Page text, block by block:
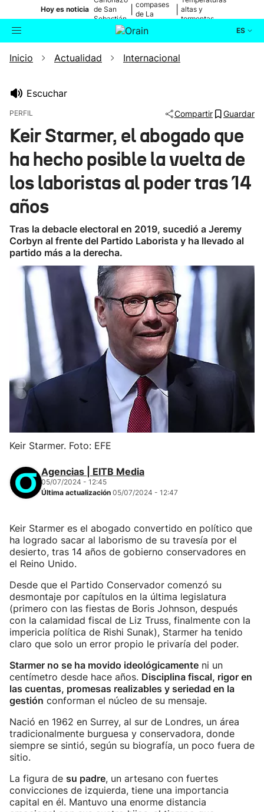
Hoy es noticia de San
Sebastián
compases
de La
altas y
tormentas
ES
Buscador Actualidad
Ikusmiran
Eguraldia
Inicio Actualidad Internacional
Escuchar
PERFIL Compartir Guardar
Keir Starmer, el abogado que
ha hecho posible la vuelta de
los laboristas al poder tras 14
años
Tras la debacle electoral en 2019, sucedió a Jeremy
Corbyn al frente del Partido Laborista y ha llevado al
partido más a la derecha.
Keir Starmer. Foto: EFE
Agencias | EITB Media
05/07/2024 - 12:45
Última actualización 05/07/2024 - 12:47
Keir Starmer es el abogado convertido en político que
ha logrado sacar al laborismo de su travesía por el
desierto, tras 14 años de gobierno conservadores en
el Reino Unido.
Desde que el Partido Conservador comenzó su
desmontaje por capítulos en la última legislatura
(primero con las fiestas de Boris Johnson, después
con la calamidad fiscal de Liz Truss, finalmente con la
impericia política de Rishi Sunak), Starmer ha tenido
claro que solo un error propio le privaría del poder.
Starmer no se ha movido ideológicamente ni un
centímetro desde hace años. Disciplina fiscal, rigor en
las cuentas, promesas realizables y seriedad en la
gestión conforman el núcleo de su mensaje.
Nació en 1962 en Surrey, al sur de Londres, un área
tradicionalmente burguesa y conservadora, donde
siempre se sintió, según su biografía, un poco fuera de
sitio.
La figura de su padre, un artesano con fuertes
convicciones de izquierda, tiene una importancia
capital en él. Mantuvo una enorme distancia